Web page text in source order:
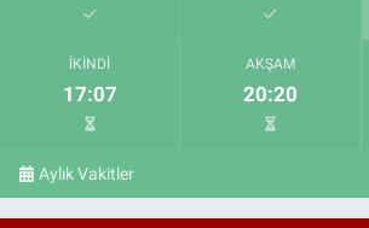
İKINDI
17:07
AKŞAM
20:20
Aylık Vakitler